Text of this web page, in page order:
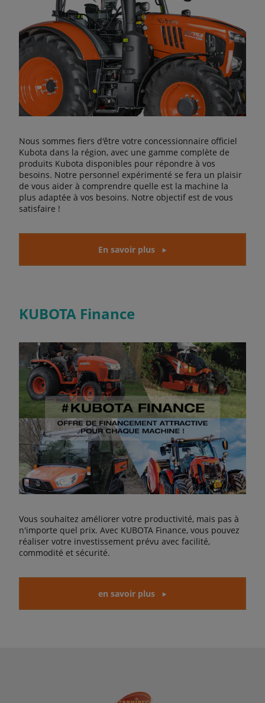
Nous sommes fiers d'être votre concessionnaire officiel
Kubota dans la région, avec une gamme complète de
produits Kubota disponibles pour répondre à vos
besoins. Notre personnel expérimenté se fera un plaisir
de vous aider à comprendre quelle est la machine la
plus adaptée à vos besoins. Notre objectif est de vous
satisfaire !
En savoir plus
KUBOTA Finance
Vous souhaitez améliorer votre productivité, mais pas à
n'importe quel prix. Avec KUBOTA Finance, vous pouvez
réaliser votre investissement prévu avec facilité,
commodité et sécurité.
en savoir plus